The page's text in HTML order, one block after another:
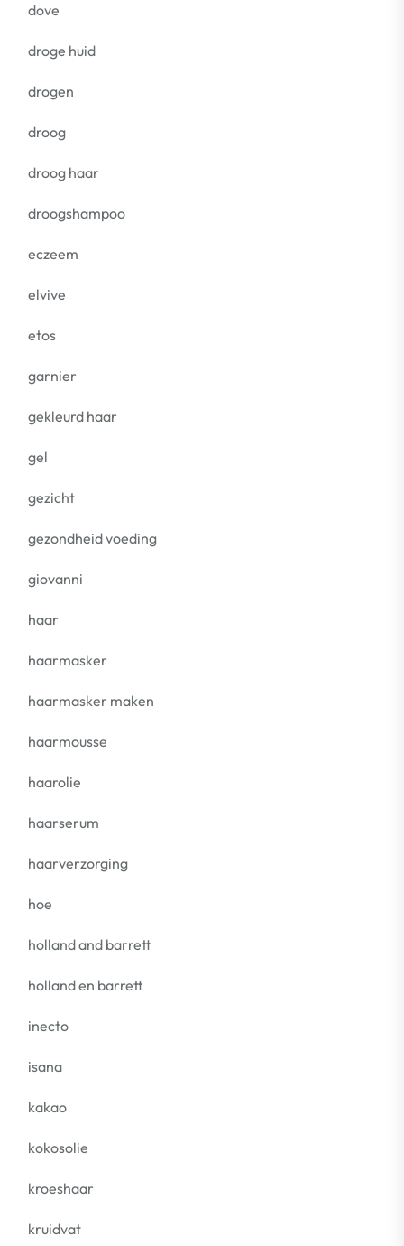
dove
droge huid
drogen
droog
droog haar
droogshampoo
eczeem
elvive
etos
garnier
gekleurd haar
gel
gezicht
gezondheid voeding
giovanni
haar
haarmasker
haarmasker maken
haarmousse
haarolie
haarserum
haarverzorging
hoe
holland and barrett
holland en barrett
inecto
isana
kakao
kokosolie
kroeshaar
kruidvat